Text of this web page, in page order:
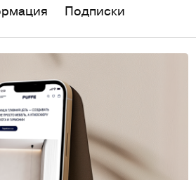
Подписки